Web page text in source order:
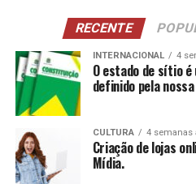
NCI: Atividades para
mais, estimulando a
suas histórias e
CCAS
: Ambiente de
adolescentes,
SAICA: Trabalho de
integral a crianças e
RECENTE
INTERNACIONAL 4
O estado de sítio
definido pela
CULTURA 4 semanas
Criação de lojas
Mídia.